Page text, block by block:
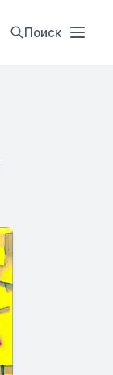
Поиск